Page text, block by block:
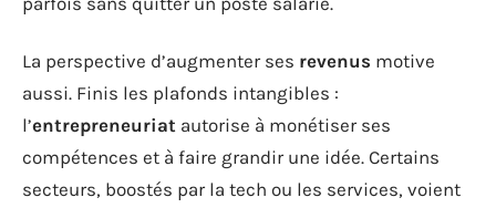
La perspective d’augmenter ses revenus motive
aussi. Finis les plafonds intangibles :
l’entrepreneuriat autorise à monétiser ses
compétences et à faire grandir une idée. Certains
secteurs, boostés par la tech ou les services, voient